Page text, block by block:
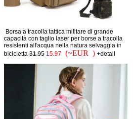
‌ Borsa a tracolla tattica militare di grande
capacità con taglio laser per borse a tracolla
resistenti all'acqua nella natura selvaggia in
bicicletta 31.95 15.97 (~EUR ) +detail